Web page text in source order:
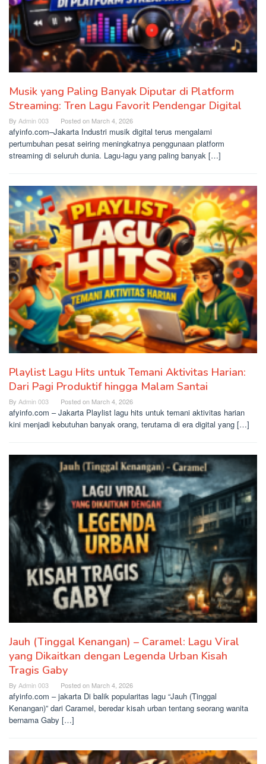
Musik yang Paling Banyak Diputar di Platform
Streaming: Tren Lagu Favorit Pendengar Digital
By Admin 003 Posted on March 4, 2026
afyinfo.com–Jakarta Industri musik digital terus mengalami
pertumbuhan pesat seiring meningkatnya penggunaan platform
streaming di seluruh dunia. Lagu-lagu yang paling banyak […]
Playlist Lagu Hits untuk Temani Aktivitas Harian:
Dari Pagi Produktif hingga Malam Santai
By Admin 003 Posted on March 4, 2026
afyinfo.com – Jakarta Playlist lagu hits untuk temani aktivitas harian
kini menjadi kebutuhan banyak orang, terutama di era digital yang […]
Jauh (Tinggal Kenangan) – Caramel: Lagu Viral
yang Dikaitkan dengan Legenda Urban Kisah
Tragis Gaby
By Admin 003 Posted on March 4, 2026
afyinfo.com – jakarta Di balik popularitas lagu “Jauh (Tinggal
Kenangan)” dari Caramel, beredar kisah urban tentang seorang wanita
bernama Gaby […]